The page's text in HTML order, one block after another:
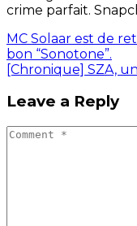
crime parfait.
MC Solaar est de
bon “Sonotone”.
[Chronique] SZA,
Leave a Reply